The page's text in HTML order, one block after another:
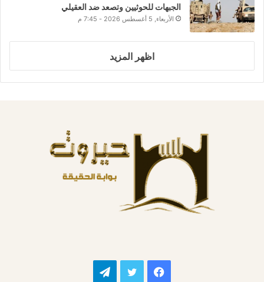
الجبهات للحوثيين وتصعد ضد العقيلي
الأربعاء, 5 أغسطس 2026 - 7:45 م
اظهر المزيد
فيسبوك تويتر تيلقرام